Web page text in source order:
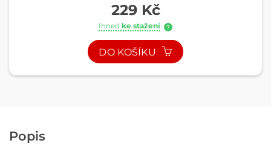
229 Kč
Ihned ke stažení ?
DO KOŠÍKU
Popis